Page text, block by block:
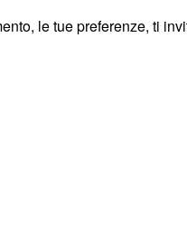
le tue preferenze, ti